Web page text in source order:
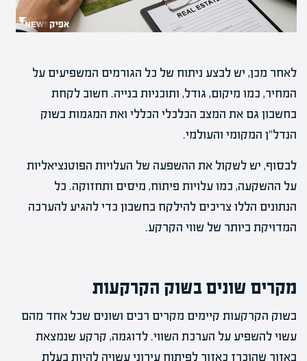
לאחר מכן, יש לבצע ניתוח של כל הגורמים המשפיעים על
המחיר, כמו מיקום, גודל, ותוכניות בנייה. חשוב לקחת
בחשבון גם את המצב הכלכלי הכללי ואת המגמות בשוק
הנדל"ן המקומי והעולמי.
לבסוף, יש לשקול את ההשפעה של העלויות הפוטנציאליות
על ההשקעה, כמו עלויות פיתוח, מיסים ותחזוקה. כל
הנתונים הללו צריכים להילקח בחשבון כדי להגיע להערכה
המדויקת ביותר של שווי הקרקע.
מקרים שונים בשוק הקרקעות
בשוק הקרקעות קיימים מקרים רבים ושונים שכל אחד מהם
עשוי להשפיע על הערכת השווי. לדוגמה, קרקע שנמצאת
באזור שהוכרז כאזור לפיתוח עירוני עשויה להיות בעלת